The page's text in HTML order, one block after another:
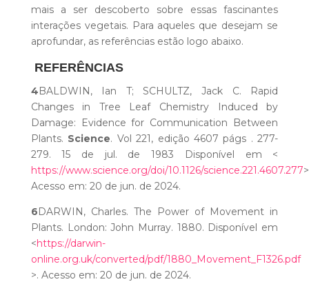
mais a ser descoberto sobre essas fascinantes
interações vegetais. Para aqueles que desejam se
aprofundar, as referências estão logo abaixo.
REFERÊNCIAS
4 BALDWIN, Ian T; SCHULTZ, Jack C. Rapid
Changes in Tree Leaf Chemistry Induced by
Damage: Evidence for Communication Between
Plants. Science. Vol 221, edição 4607 págs . 277-
279. 15 de jul. de 1983 Disponível em <
https://www.science.org/doi/10.1126/science.221.4607.277
Acesso em: 20 de jun. de 2024.
6 DARWIN, Charles. The Power of Movement in
Plants. London: John Murray. 1880. Disponível em
<https://darwin-
online.org.uk/converted/pdf/1880_Movement_F1326.pdf
>. Acesso em: 20 de jun. de 2024.